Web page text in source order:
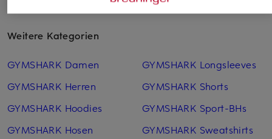
Weitere Kategorien
GYMSHARK Damen
GYMSHARK Herren
GYMSHARK Hoodies
GYMSHARK Hosen
GYMSHARK Longsleeves
GYMSHARK Shorts
GYMSHARK Sport-BHs
GYMSHARK Sweatshirts